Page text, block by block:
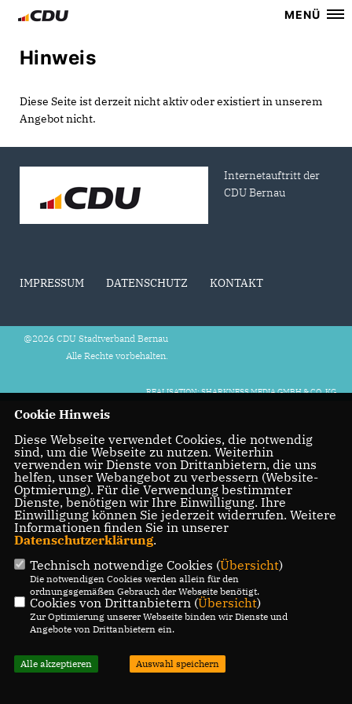
MENÜ
Hinweis
Diese Seite ist derzeit nicht aktiv oder existiert in unserem
Angebot nicht.
Internetauftritt der
CDU Bernau
IMPRESSUM DATENSCHUTZ KONTAKT
@2026 CDU Stadtverband Bernau
Alle Rechte vorbehalten.
REALISATION: SHARKNESS MEDIA GMBH & CO. KG
Cookie Hinweis
Diese Webseite verwendet Cookies, die notwendig
sind, um die Webseite zu nutzen. Weiterhin
verwenden wir Dienste von Drittanbietern, die uns
helfen, unser Webangebot zu verbessern (Website-
Optmierung). Für die Verwendung bestimmter
Dienste, benötigen wir Ihre Einwilligung. Ihre
Einwilligung können Sie jederzeit widerrufen. Weitere
Informationen finden Sie in unserer
Datenschutzerklärung.
Technisch notwendige Cookies (Übersicht)
Die notwendigen Cookies werden allein für den
ordnungsgemäßen Gebrauch der Webseite benötigt.
Cookies von Drittanbietern (Übersicht)
Zur Optimierung unserer Webseite binden wir Dienste und
Angebote von Drittanbietern ein.
Alle akzeptieren Auswahl speichern